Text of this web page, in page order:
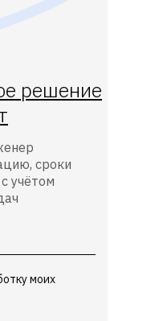
сроки
учётом
решение
моих